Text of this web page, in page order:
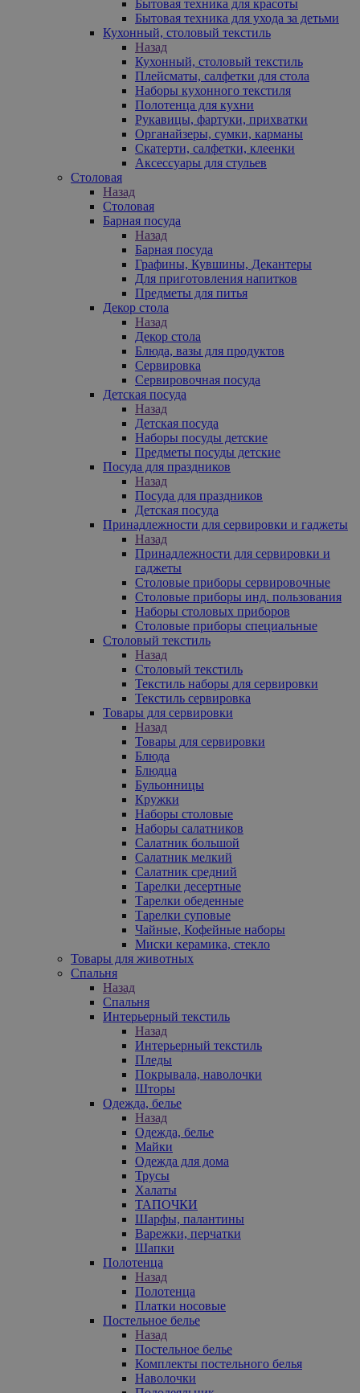
Бытовая техника для красоты
Бытовая техника для ухода за детьми
Кухонный, столовый текстиль
Назад
Кухонный, столовый текстиль
Плейсматы, салфетки для стола
Наборы кухонного текстиля
Полотенца для кухни
Рукавицы, фартуки, прихватки
Органайзеры, сумки, карманы
Скатерти, салфетки, клеенки
Аксессуары для стульев
Столовая
Назад
Столовая
Барная посуда
Назад
Барная посуда
Графины, Кувшины, Декантеры
Для приготовления напитков
Предметы для питья
Декор стола
Назад
Декор стола
Блюда, вазы для продуктов
Сервировка
Сервировочная посуда
Детская посуда
Назад
Детская посуда
Наборы посуды детские
Предметы посуды детские
Посуда для праздников
Назад
Посуда для праздников
Детская посуда
Принадлежности для сервировки и гаджеты
Назад
Принадлежности для сервировки и
гаджеты
Столовые приборы сервировочные
Столовые приборы инд. пользования
Наборы столовых приборов
Столовые приборы специальные
Столовый текстиль
Назад
Столовый текстиль
Текстиль наборы для сервировки
Текстиль сервировка
Товары для сервировки
Назад
Товары для сервировки
Блюда
Блюдца
Бульонницы
Кружки
Наборы столовые
Наборы салатников
Салатник большой
Салатник мелкий
Салатник средний
Тарелки десертные
Тарелки обеденные
Тарелки суповые
Чайные, Кофейные наборы
Миски керамика, стекло
Товары для животных
Спальня
Назад
Спальня
Интерьерный текстиль
Назад
Интерьерный текстиль
Пледы
Покрывала, наволочки
Шторы
Одежда, белье
Назад
Одежда, белье
Майки
Одежда для дома
Трусы
Халаты
ТАПОЧКИ
Шарфы, палантины
Варежки, перчатки
Шапки
Полотенца
Назад
Полотенца
Платки носовые
Постельное белье
Назад
Постельное белье
Комплекты постельного белья
Наволочки